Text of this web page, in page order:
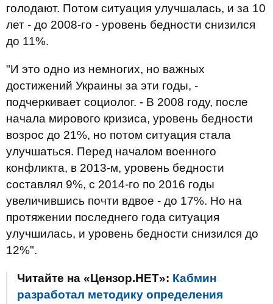
голодают. Потом ситуация улучшалась, и за 10
лет - до 2008-го - уровень бедности снизился
до 11%.
"И это одно из немногих, но важных
достижений Украины за эти годы, -
подчеркивает социолог. - В 2008 году, после
начала мирового кризиса, уровень бедности
возрос до 21%, но потом ситуация стала
улучшаться. Перед началом военного
конфликта, в 2013-м, уровень бедности
составлял 9%, с 2014-го по 2016 годы
увеличившись почти вдвое - до 17%. Но на
протяжении последнего года ситуация
улучшилась, и уровень бедности снизился до
12%".
Читайте на «Цензор.НЕТ»: Кабмин
разработал методику определения